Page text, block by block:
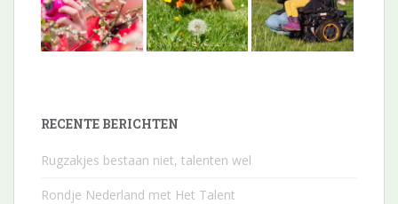
RECENTE BERICHTEN
Rugzakjes bestaan niet, talenten wel
Rondje Nederland met Het Talent